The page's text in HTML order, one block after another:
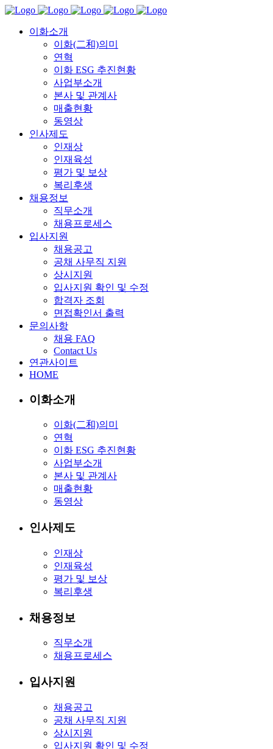
이화소개
이화(二和)의미
연혁
이화 ESG 추진현황
사업부소개
본사 및 관계사
매출현황
동영상
인사제도
인재상
인재육성
평가 및 보상
복리후생
채용정보
직무소개
채용프로세스
입사지원
채용공고
공채 사무직 지원
상시지원
입사지원 확인 및 수정
합격자 조회
면접확인서 출력
문의사항
채용 FAQ
Contact Us
연관사이트
HOME
이화소개
이화(二和)의미
연혁
이화 ESG 추진현황
사업부소개
본사 및 관계사
매출현황
동영상
인사제도
인재상
인재육성
평가 및 보상
복리후생
채용정보
직무소개
채용프로세스
입사지원
채용공고
공채 사무직 지원
상시지원
입사지원 확인 및 수정